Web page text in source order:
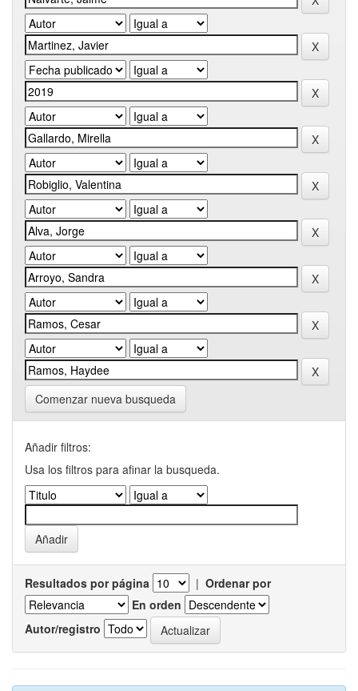
Comenzar nueva busqueda
Añadir filtros:
Usa los filtros para afinar la busqueda.
Resultados por página | Ordenar por
En orden
Autor/registro